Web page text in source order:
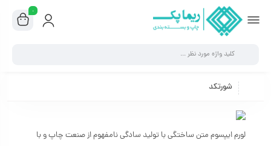
۰
شورتکد
لورم ایپسوم متن ساختگی با تولید سادگی نامفهوم از صنعت چاپ و با